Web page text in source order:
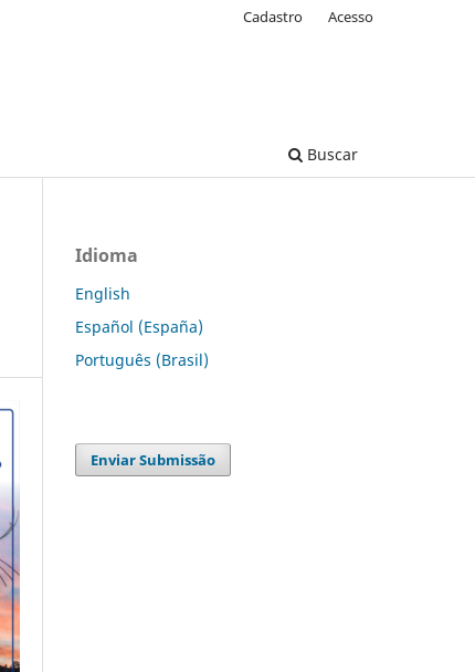
Buscar
Cadastro Acesso
Idioma
English
Español (España)
Português (Brasil)
Enviar Submissão